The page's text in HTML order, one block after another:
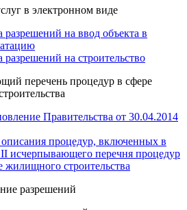
в электронном виде
разрешений на ввод объекта в
разрешений на строительство
перечень процедур в сфере
Правительства от 30.04.2014
описания процедур, включенных в
II исчерпывающего перечня процедур
жилищного строительства
разрешений